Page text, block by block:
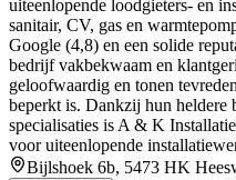
uiteenlopende loodgieters- en
sanitair, CV, gas en
Google (4,8) en een solide
bedrijf vakbekwaam en
geloofwaardig en tonen
beperkt is. Dankzij hun heldere
specialisaties is A & K
voor uiteenlopende
Bijlshoek 6b, 5473 HK